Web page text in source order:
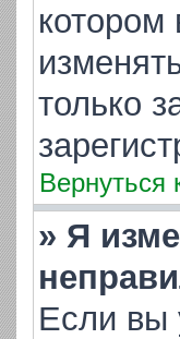
котором
только
Вернуться
» Я
Если вы